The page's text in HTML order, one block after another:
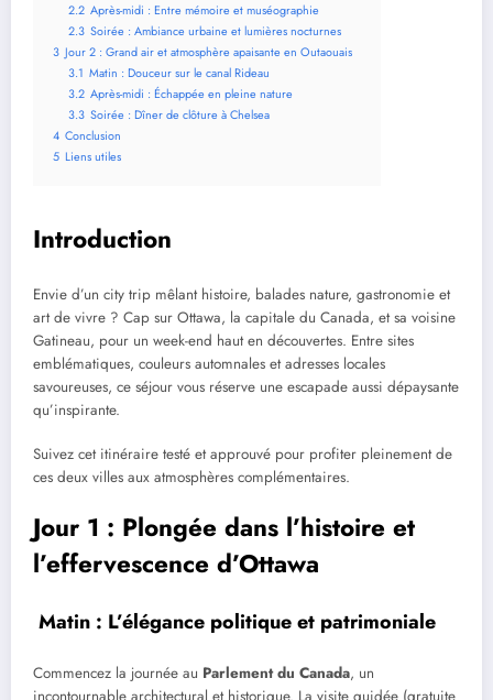
2.2 Après-midi : Entre mémoire et muséographie
2.3 Soirée : Ambiance urbaine et lumières nocturnes
3 Jour 2 : Grand air et atmosphère apaisante en Outaouais
3.1 Matin : Douceur sur le canal Rideau
3.2 Après-midi : Échappée en pleine nature
3.3 Soirée : Dîner de clôture à Chelsea
4 Conclusion
5 Liens utiles
Introduction
Envie d’un city trip mêlant histoire, balades nature, gastronomie et
art de vivre ? Cap sur Ottawa, la capitale du Canada, et sa voisine
Gatineau, pour un week-end haut en découvertes. Entre sites
emblématiques, couleurs automnales et adresses locales
savoureuses, ce séjour vous réserve une escapade aussi dépaysante
qu’inspirante.
Suivez cet itinéraire testé et approuvé pour profiter pleinement de
ces deux villes aux atmosphères complémentaires.
Jour 1 : Plongée dans l’histoire et
l’effervescence d’Ottawa
Matin : L’élégance politique et patrimoniale
Commencez la journée au Parlement du Canada, un